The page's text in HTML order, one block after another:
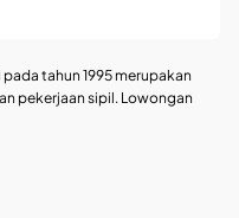
tahun 1995 merupakan
pekerjaan sipil. Lowongan